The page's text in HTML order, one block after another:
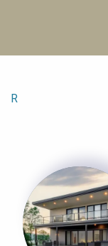
R